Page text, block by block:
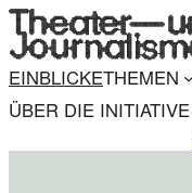
EINBLICKETHEMEN
ÜBER DIE INITIATIVE